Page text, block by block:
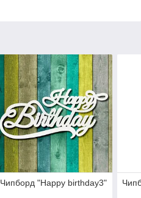
Чипборд "Happy birthday3"